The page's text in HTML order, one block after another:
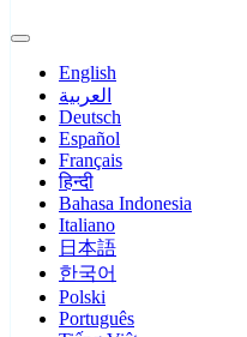
English
العربية
Deutsch
Español
Français
हिन्दी
Bahasa Indonesia
Italiano
日本語
한국어
Polski
Português